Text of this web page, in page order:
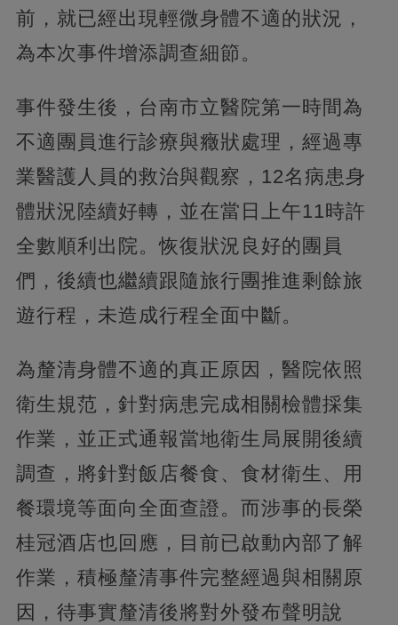
前，就已經出現輕微身體不適的狀況，
為本次事件增添調查細節。
事件發生後，台南市立醫院第一時間為
不適團員進行診療與癥狀處理，經過專
業醫護人員的救治與觀察，12名病患身
體狀況陸續好轉，並在當日上午11時許
全數順利出院。恢復狀況良好的團員
們，後續也繼續跟隨旅行團推進剩餘旅
遊行程，未造成行程全面中斷。
為釐清身體不適的真正原因，醫院依照
衛生規范，針對病患完成相關檢體採集
作業，並正式通報當地衛生局展開後續
調查，將針對飯店餐食、食材衛生、用
餐環境等面向全面查證。而涉事的長榮
桂冠酒店也回應，目前已啟動內部了解
作業，積極釐清事件完整經過與相關原
因，待事實釐清後將對外發布聲明說